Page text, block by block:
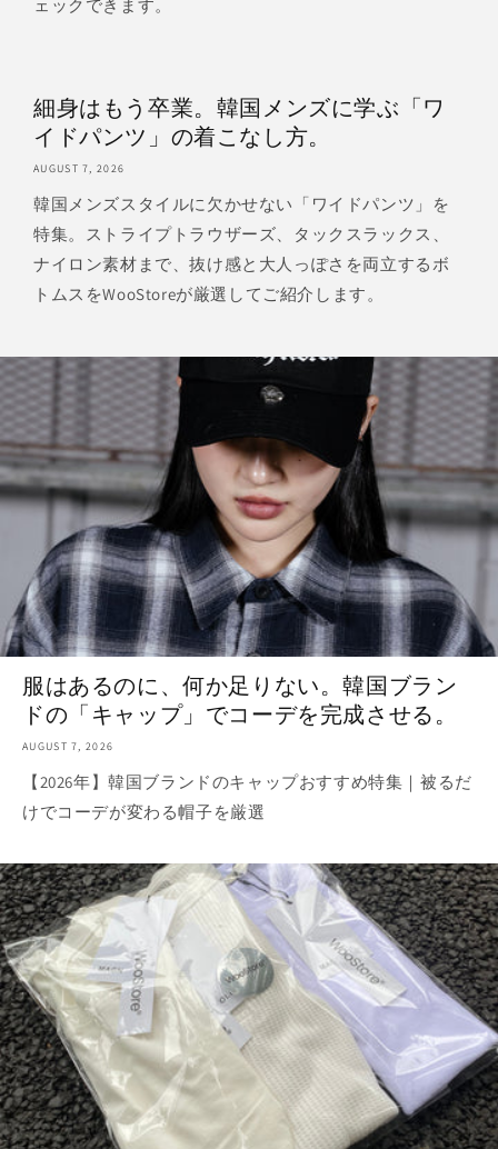
ェックできます。
細身はもう卒業。韓国メンズに学ぶ「ワ
イドパンツ」の着こなし方。
AUGUST 7, 2026
韓国メンズスタイルに欠かせない「ワイドパンツ」を
特集。ストライプトラウザーズ、タックスラックス、
ナイロン素材まで、抜け感と大人っぽさを両立するボ
トムスをWooStoreが厳選してご紹介します。
服はあるのに、何か足りない。韓国ブラン
ドの「キャップ」でコーデを完成させる。
AUGUST 7, 2026
【2026年】韓国ブランドのキャップおすすめ特集｜被るだ
けでコーデが変わる帽子を厳選